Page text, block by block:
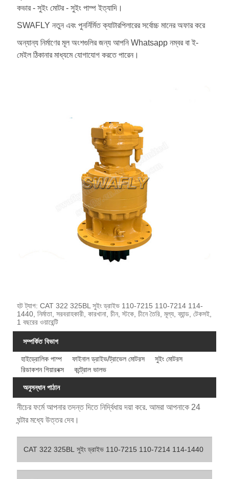
কভার - সুইং মোটর - সুইং পাম্প ইত্যাদি।
SWAFLY নতুন এবং পুনর্নির্মিত ক্যাটারপিলারের সর্বোচ্চ মানের অফার করে
অন্যান্য নির্মাণের মূল অংশগুলির জন্য আপনি Whatsapp নম্বর বা ই-
মেইল ঠিকানার মাধ্যমে যোগাযোগ করতে পারেন।
হট ট্যাগ: CAT 322 325BL সুইং ড্রাইভ 110-7215 110-7214 114-
1440, নির্মাতা, সরবরাহকারী, কারখানা, চীন, স্টকে, চীনে তৈরি, মূল্য, ব্যান্ড, টেকসই,
1 বছরের ওয়ারেন্টি
সম্পর্কিত বিভাগ
হাইড্রোলিক পাম্প ফাইনাল ড্রাইভ/ট্রাভেল মোটরস
সুইং মোটরস
রিডাকশন গিয়ারবক্স
কন্ট্রোল ভালভ
অনুসন্ধান পাঠান
নীচের ফর্মে আপনার তদন্ত দিতে নির্দ্বিধায় দয়া করে. আমরা আপনাকে 24
ঘন্টার মধ্যে উত্তর দেব।